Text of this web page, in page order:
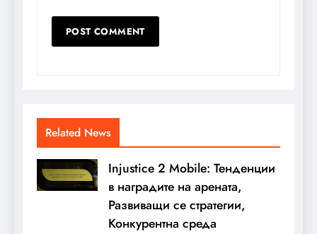
Related News
Injustice 2 Mobile: Тенденции
в наградите на арената,
Развиващи се стратегии,
Конкурентна среда